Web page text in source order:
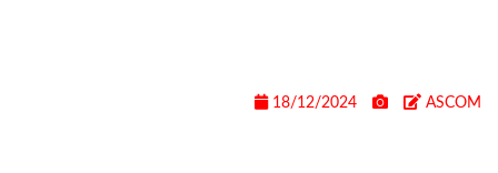
18/12/2024 ASCOM